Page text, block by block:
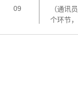
（通讯
个环节
09